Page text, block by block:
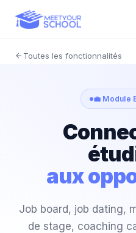
Toutes les fonctionnalités
💼 Module
aux
Job board, job dating,
de stage, coaching